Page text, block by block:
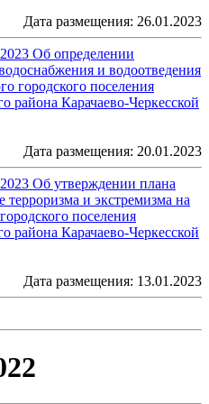
Дата размещения: 26.01.2023
Об определении
и водоотведения
городского поселения
района Карачаево-Черкесской
Дата размещения: 20.01.2023
Об утверждении плана
и экстремизма на
поселения
района Карачаево-Черкесской
Дата размещения: 13.01.2023